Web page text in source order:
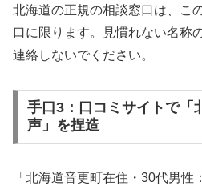
北海道の正規の相談窓口は、こ
口に限ります。見慣れない名称
連絡しないでください。
手口3：口コミサイトで「
声」を捏造
「北海道音更町在住・30代男性